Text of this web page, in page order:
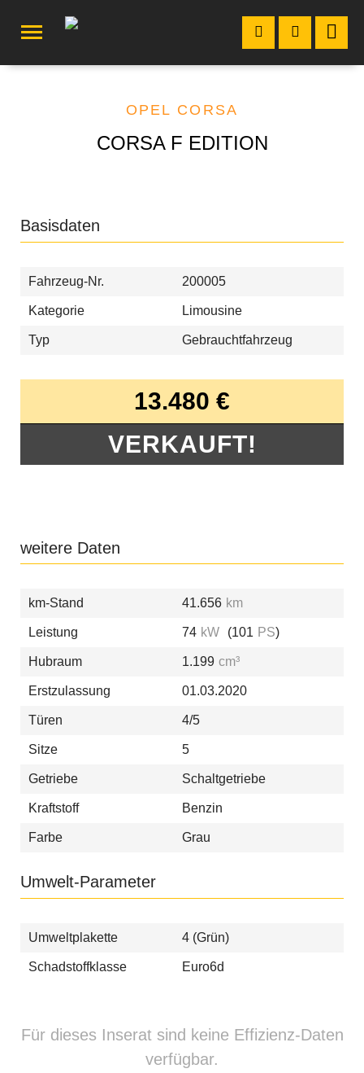
OPEL CORSA
CORSA F EDITION
Basisdaten
Fahrzeug-Nr. 200005
Kategorie Limousine
Typ Gebrauchtfahrzeug
13.480 €
VERKAUFT!
weitere Daten
km-Stand 41.656 km
Leistung 74 kW (101 PS)
Hubraum 1.199 cm³
Erstzulassung 01.03.2020
Türen 4/5
Sitze 5
Getriebe Schaltgetriebe
Kraftstoff Benzin
Farbe Grau
Umwelt-Parameter
Umweltplakette 4 (Grün)
Schadstoffklasse Euro6d
Für dieses Inserat sind keine Effizienz-Daten
verfügbar.